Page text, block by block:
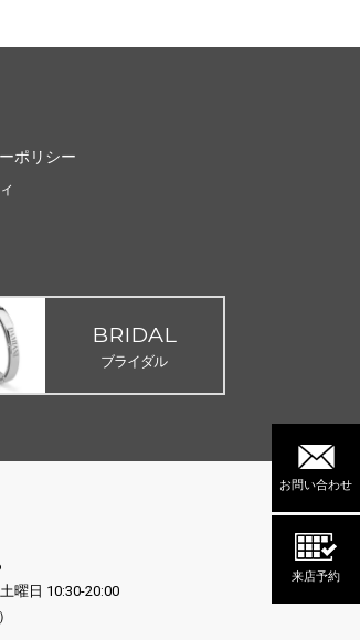
お問い合わせ
来店予約
ポリシー
BRIDAL
ブライダル
曜日 10:30-20:00